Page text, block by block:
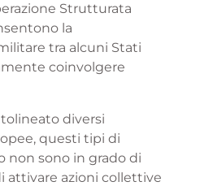
Strutturata
la
tra alcuni Stati
coinvolgere
diversi
questi tipi di
non sono in grado di
attivare azioni collettive